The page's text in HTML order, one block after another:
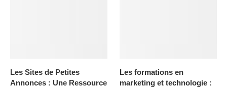
Les Sites de Petites
Annonces : Une Ressource
Les formations en
marketing et technologie :